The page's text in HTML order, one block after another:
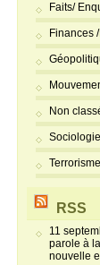
Faits/
Finances
Non
RSS
11
parole à
nouvelle